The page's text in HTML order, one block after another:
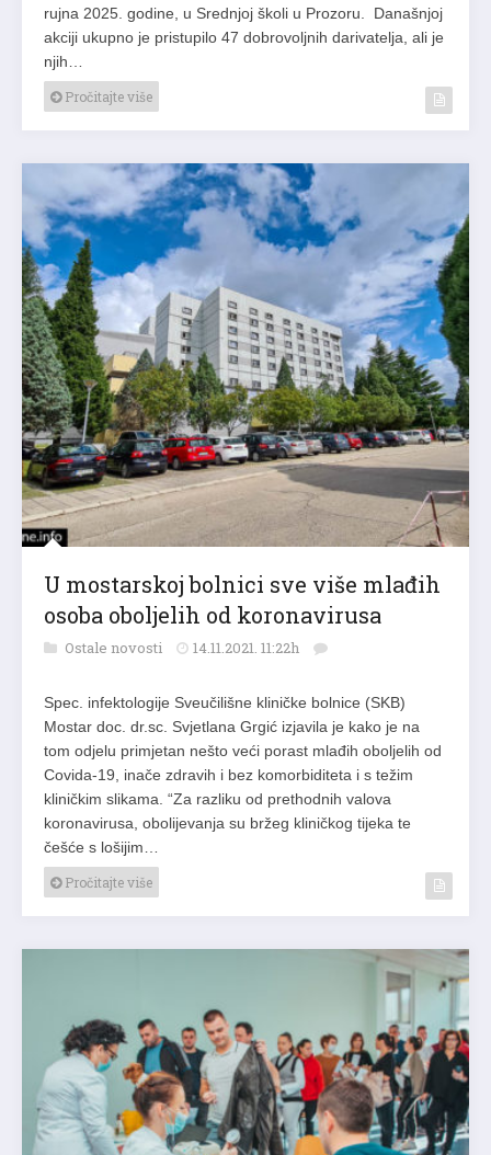
rujna 2025. godine, u Srednjoj školi u Prozoru. Današnjoj
akciji ukupno je pristupilo 47 dobrovoljnih darivatelja, ali je
njih…
Pročitajte više
U mostarskoj bolnici sve više mlađih
osoba oboljelih od koronavirusa
Ostale novosti 14.11.2021. 11:22h
Spec. infektologije Sveučilišne kliničke bolnice (SKB)
Mostar doc. dr.sc. Svjetlana Grgić izjavila je kako je na
tom odjelu primjetan nešto veći porast mlađih oboljelih od
Covida-19, inače zdravih i bez komorbiditeta i s težim
kliničkim slikama. “Za razliku od prethodnih valova
koronavirusa, obolijevanja su bržeg kliničkog tijeka te
češće s lošijim…
Pročitajte više